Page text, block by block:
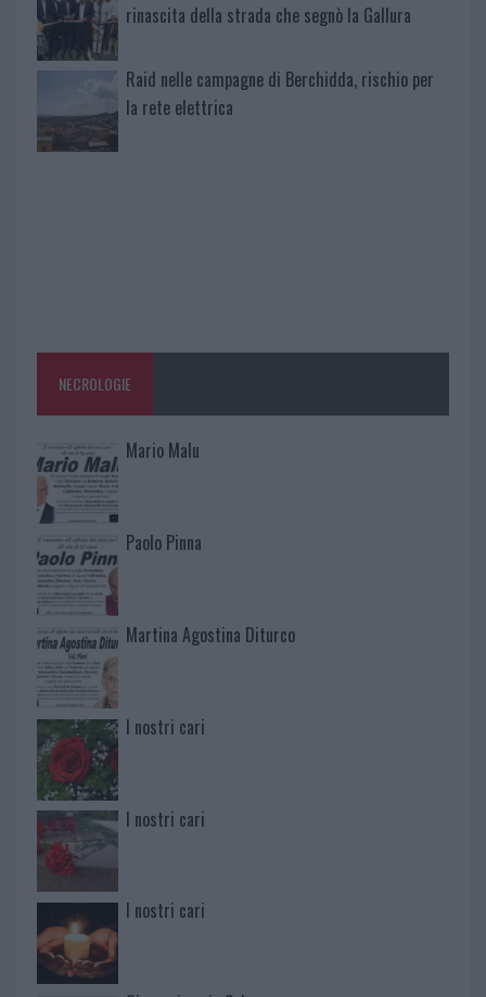
rinascita della strada che segnò la Gallura
Raid nelle campagne di Berchidda, rischio per
la rete elettrica
NECROLOGIE
Mario Malu
Paolo Pinna
Martina Agostina Diturco
I nostri cari
I nostri cari
I nostri cari